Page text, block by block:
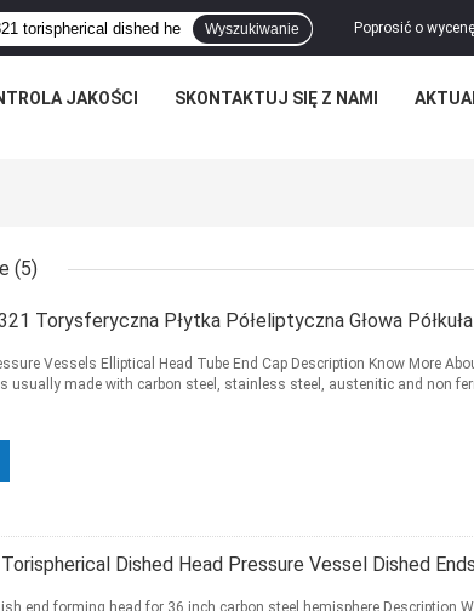
Poprosić o wycenę
Wyszukiwanie
JAKOŚCI SKONTAKTUJ SIĘ Z NAMI
(5)
Torysferyczna Płytka Półeliptyczna Głowa Półkuła
Vessels Elliptical Head Tube End Cap Description Know More
usually made with carbon steel, stainless steel, austenitic and non
Dished Head Pressure Vessel Dished